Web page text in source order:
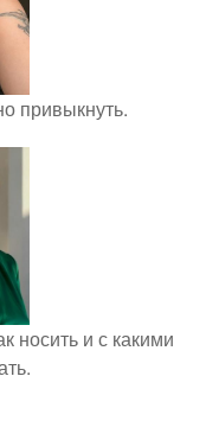
привыкнуть.
носить и с какими